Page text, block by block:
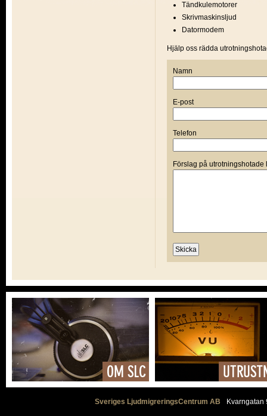
Tändkulemotorer
Skrivmaskinsljud
Datormodem
Hjälp oss rädda
Namn
E-post
Telefon
Förslag på utrotningshotade
Sveriges LjudmigreringsCentrum AB Kvarngatan